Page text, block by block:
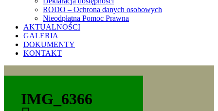
RODO – Ochrona danych osobowych
Nieodpłatna Pomoc Prawna
AKTUALNOŚCI
GALERIA
DOKUMENTY
KONTAKT
IMG_6366